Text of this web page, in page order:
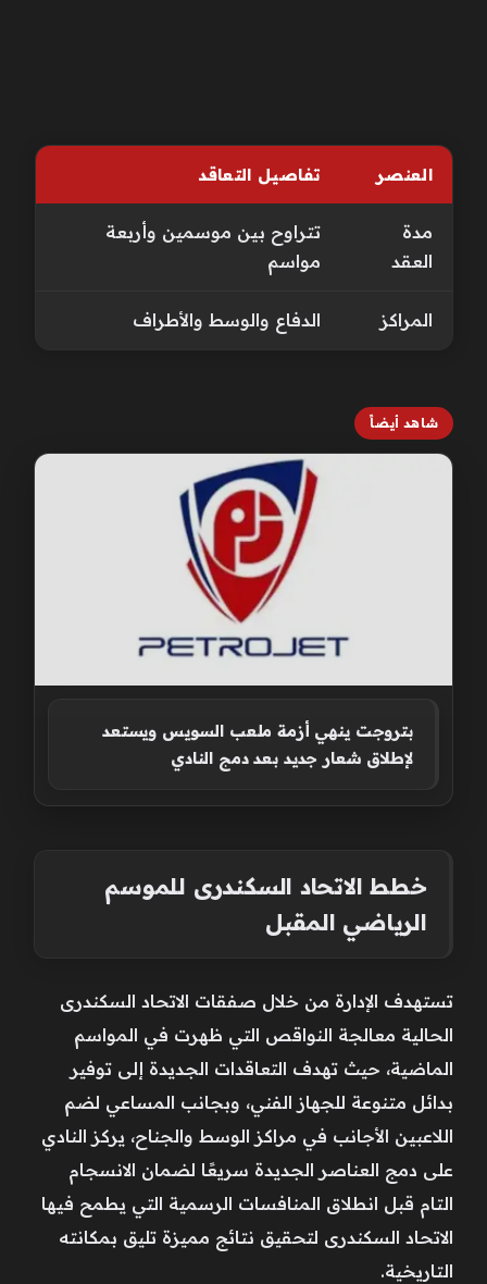
العنصر تفاصيل التعاقد
مدة
العقد
تتراوح بين موسمين وأربعة
مواسم
المراكز الدفاع والوسط والأطراف
شاهد أيضاً
بتروجت ينهي أزمة ملعب السويس ويستعد
لإطلاق شعار جديد بعد دمج النادي
خطط الاتحاد السكندرى للموسم
الرياضي المقبل
تستهدف الإدارة من خلال صفقات الاتحاد السكندرى
الحالية معالجة النواقص التي ظهرت في المواسم
الماضية، حيث تهدف التعاقدات الجديدة إلى توفير
بدائل متنوعة للجهاز الفني، وبجانب المساعي لضم
اللاعبين الأجانب في مراكز الوسط والجناح، يركز النادي
على دمج العناصر الجديدة سريعًا لضمان الانسجام
التام قبل انطلاق المنافسات الرسمية التي يطمح فيها
الاتحاد السكندرى لتحقيق نتائج مميزة تليق بمكانته
التاريخية.